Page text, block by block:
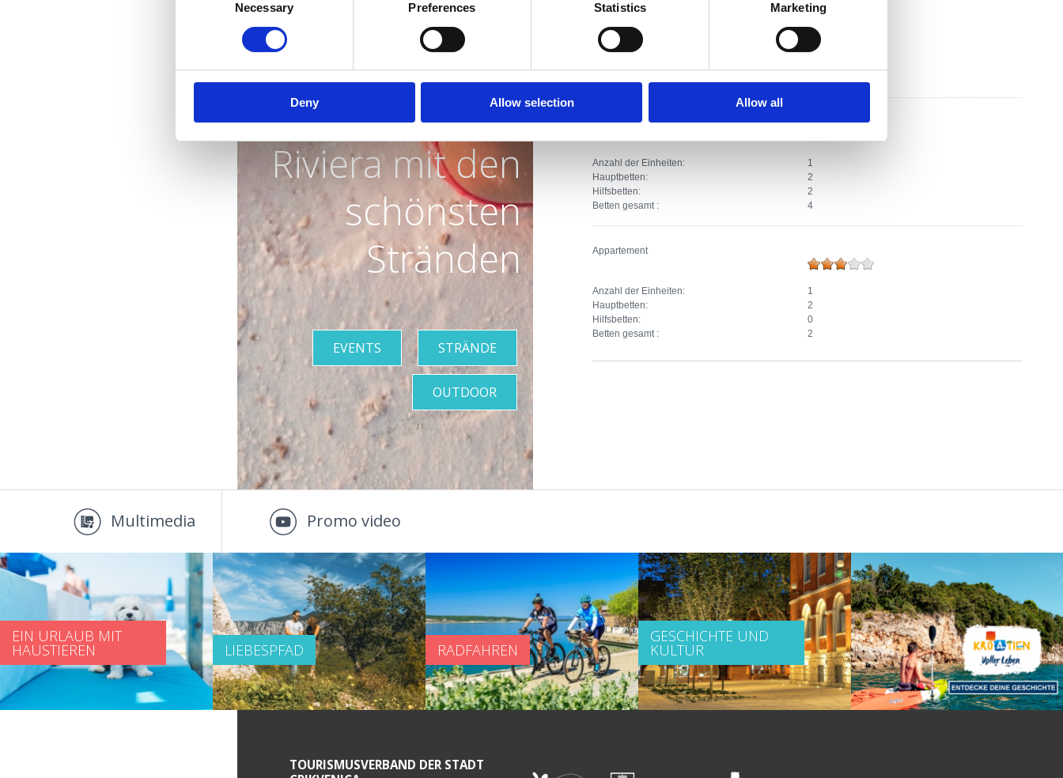
Necessary Preferences Statistics Marketing
Deny Allow selection Allow all
Anzahl der Einheiten:
Hauptbetten:
4
Appartement
Anzahl der Einheiten:
1
Hauptbetten:
2
Hilfsbetten:
2
Betten gesamt :
4
Appartement
Anzahl der Einheiten:
1
Hauptbetten:
2
Hilfsbetten:
0
Betten gesamt :
2
Riviera mit den
schönsten
Stränden
STRÄNDE
EVENTS
OUTDOOR
Multimedia Promo video
EIN URLAUB MIT
HAUSTIEREN LIEBESPFAD RADFAHREN
GESCHICHTE UND
KULTUR
TOURISMUSVERBAND DER STADT